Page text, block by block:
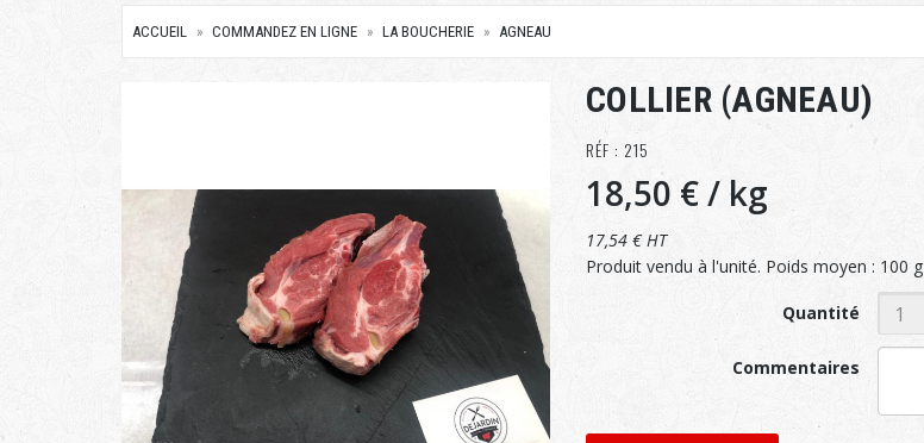
ACCUEIL COMMANDEZ EN LIGNE LA BOUCHERIE AGNEAU
COLLIER (AGNEAU)
RÉF : 215
18,50 €/ kg
17,54 € HT
Produit vendu à l'unité. Poids moyen : 100 g
Quantité
Commentaires